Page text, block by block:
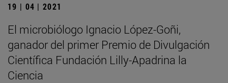
19 | 04 | 2021
El microbiólogo Ignacio López-Goñi,
ganador del primer Premio de Divulgación
Científica Fundación Lilly-Apadrina la
Ciencia